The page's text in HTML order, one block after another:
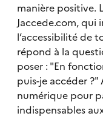
manière positive.
Jaccede.com,
l’accessibilité de
répond à la
poser : "En
puis-je accéder
numérique pour
indispensables